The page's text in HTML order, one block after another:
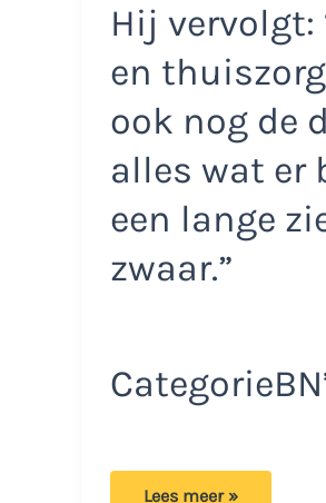
Hij
en
ook nog de
alles wat er
een lange
zwaar.”
Voormalig
Lees meer »